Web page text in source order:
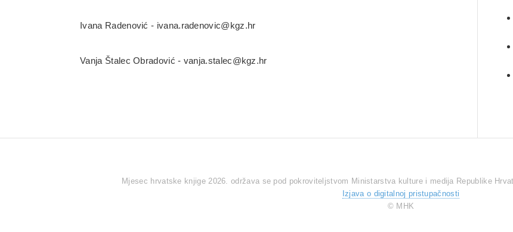
Ivana Radenović - ivana.radenovic@kgz.hr
Vanja Štalec Obradović - vanja.stalec@kgz.hr
Mjesec hrvatske knjige 2026. održava se pod pokroviteljstvom Ministarstva kulture i medija Republike
Izjava o digitalnoj pristupačnosti
© MHK